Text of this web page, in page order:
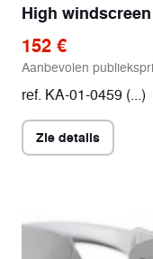
High
152 €
Aanbevolen
ref. KA-01-0459 (...)
Zie details